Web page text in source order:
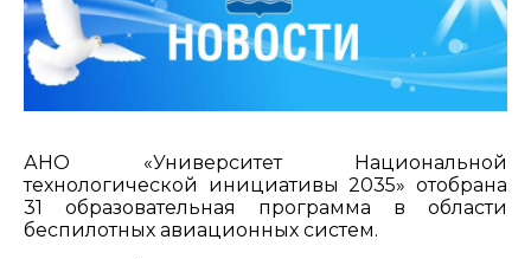
АНО «Университет Национальной
технологической инициативы 2035» отобрана
31 образовательная программа в области
беспилотных авиационных систем.